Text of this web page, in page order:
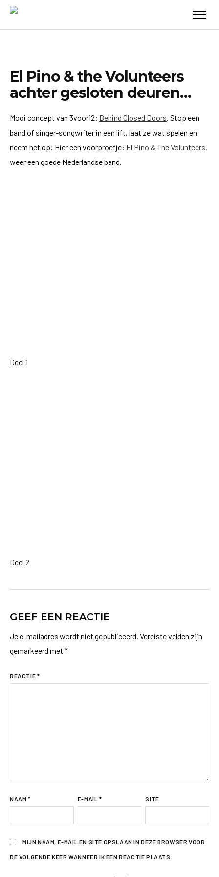
El Pino & the Volunteers
achter gesloten deuren…
Mooi concept van 3voor12: Behind Closed Doors. Stop een
band of singer-songwriter in een lift, laat ze wat spelen en
neem het op! Hier een voorproefje: El Pino & The Volunteers,
weer een goede Nederlandse band.
Deel 1
Deel 2
GEEF EEN REACTIE
Je e-mailadres wordt niet gepubliceerd. Vereiste velden zijn
gemarkeerd met *
REACTIE *
NAAM * E-MAIL * SITE
MIJN NAAM, E-MAIL EN SITE OPSLAAN IN DEZE BROWSER VOOR
DE VOLGENDE KEER WANNEER IK EEN REACTIE PLAATS.